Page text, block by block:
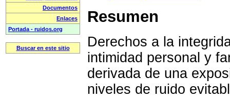
Resumen
Derechos a la
intimidad personal y
derivada de una
niveles de ruido